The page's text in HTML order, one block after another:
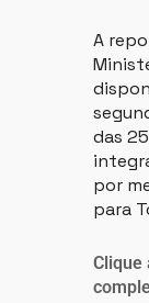
A
das
por
para
Clique